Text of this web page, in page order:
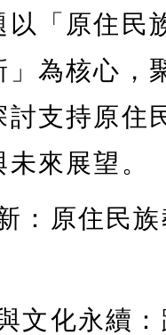
以「原住民
」為核心，
討支持原住
來展望。
：原住民
文化永續